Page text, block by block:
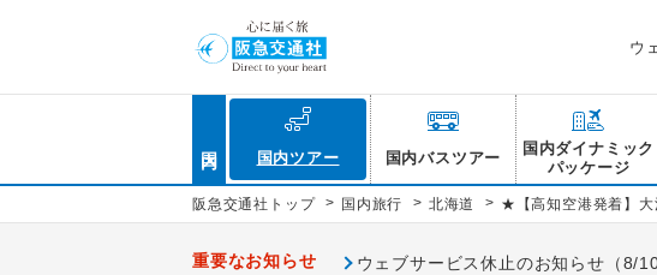
ウ
国内ツアー 国内バスツアー
国内ダイナミック
パッケージ
阪急交通社トップ > 国内旅行 > 北海道 > ★【高知空港発着】大
重要なお知らせ ウェブサービス休止のお知らせ（8/